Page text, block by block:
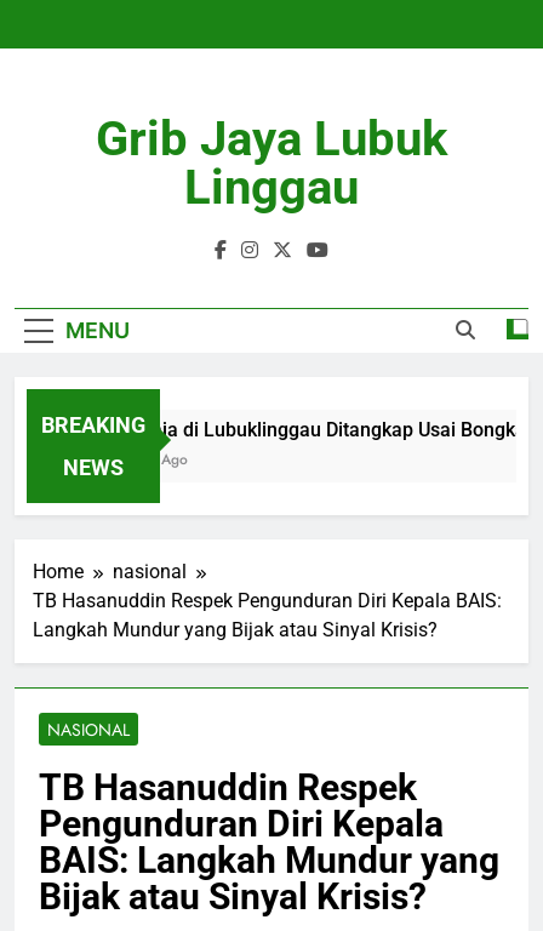
Grib Jaya Lubuk
Linggau
MENU
BREAKING
NEWS
3 Remaja di Lubuklinggau Ditangkap Usai Bongkar
3 Months Ago
Home
nasional
TB Hasanuddin Respek Pengunduran Diri Kepala BAIS:
Langkah Mundur yang Bijak atau Sinyal Krisis?
NASIONAL
TB Hasanuddin Respek
Pengunduran Diri Kepala
BAIS: Langkah Mundur yang
Bijak atau Sinyal Krisis?